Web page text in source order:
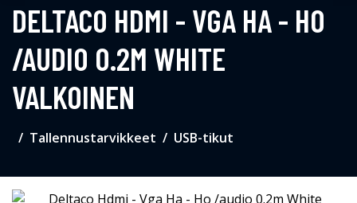
DELTACO HDMI - VGA HA - HO
/AUDIO 0.2M WHITE
VALKOINEN
Tallennustarvikkeet USB-tikut